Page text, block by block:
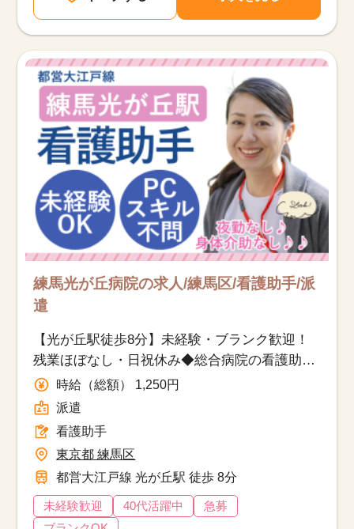
練馬光が丘病院の求人/練馬区/看護助手/派
遣
【光が丘駅徒歩8分】未経験・ブランク歓迎！
残業ほぼなし・日祝休み◆総合病院の看護助手
◎
時給（総額） 1,250円
派遣
看護助手
東京都 練馬区
都営大江戸線 光が丘駅 徒歩 8分
未経験歓迎 40代活躍中
急募